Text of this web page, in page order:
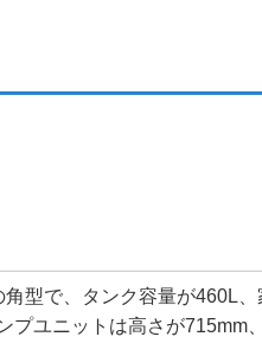
型で、タンク容量が460L、
ユニットは高さが715mm